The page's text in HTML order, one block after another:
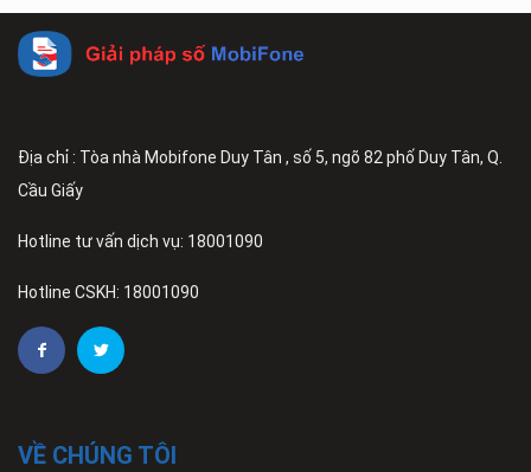
Địa chỉ : Tòa nhà Mobifone Duy Tân , số 5, ngõ 82 phố Duy Tân, Q.
Cầu Giấy
Hotline tư vấn dịch vụ: 18001090
Hotline CSKH: 18001090
VỀ CHÚNG TÔI